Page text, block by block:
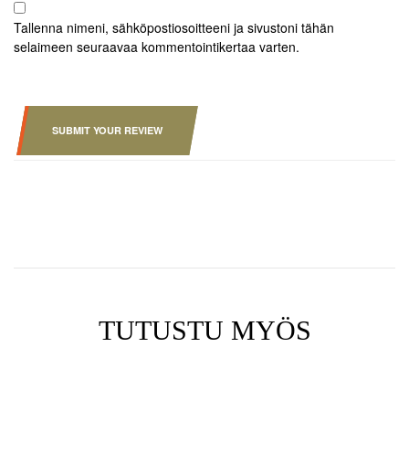
Tallenna nimeni, sähköpostiosoitteeni ja sivustoni tähän
selaimeen seuraavaa kommentointikertaa varten.
SUBMIT YOUR REVIEW
TUTUSTU MYÖS